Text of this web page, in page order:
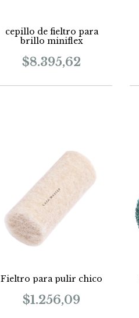
cepillo de fieltro para
brillo miniflex
$8.395,62
Fieltro para pulir chico
$1.256,09